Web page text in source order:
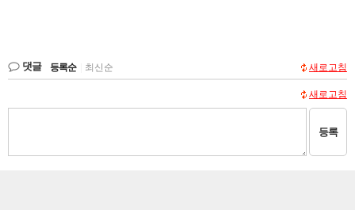
댓글 등록순 최신순 새로고침
새로고침
등록